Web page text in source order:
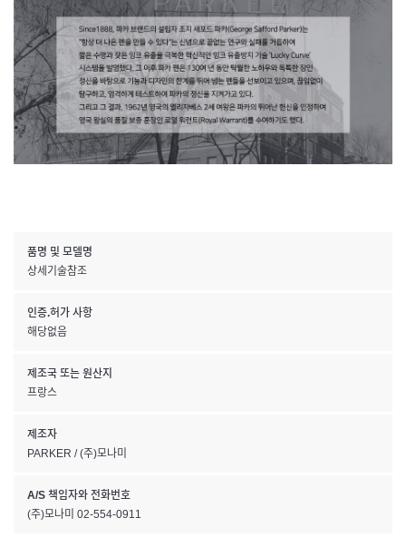
품명 및 모델명
상세기술참조
인증.허가 사항
해당없음
제조국 또는 원산지
프랑스
제조자
PARKER / (주)모나미
A/S 책임자와 전화번호
(주)모나미 02-554-0911